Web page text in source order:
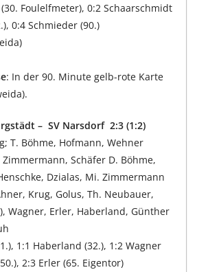
Foulelfmeter), 0:2 Schaarschmidt
0:4 Schmieder (90.)
: In der 90. Minute gelb-rote Karte
– SV Narsdorf 2:3 (1:2)
T. Böhme, Hofmann, Wehner
Schäfer D. Böhme,
Dzialas, Mi. Zimmermann
Krug, Golus, Th. Neubauer,
Wagner, Erler, Haberland, Günther
1:1 Haberland (32.), 1:2 Wagner
2:3 Erler (65. Eigentor)